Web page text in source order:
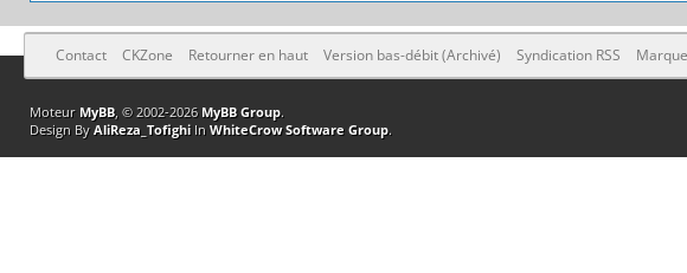
Contact CKZone Retourner en haut Version bas-débit (Archivé) Syndication RSS
Moteur MyBB, © 2002-2026 MyBB Group.
Design By AliReza_TofighiIn WhiteCrow Software Group.